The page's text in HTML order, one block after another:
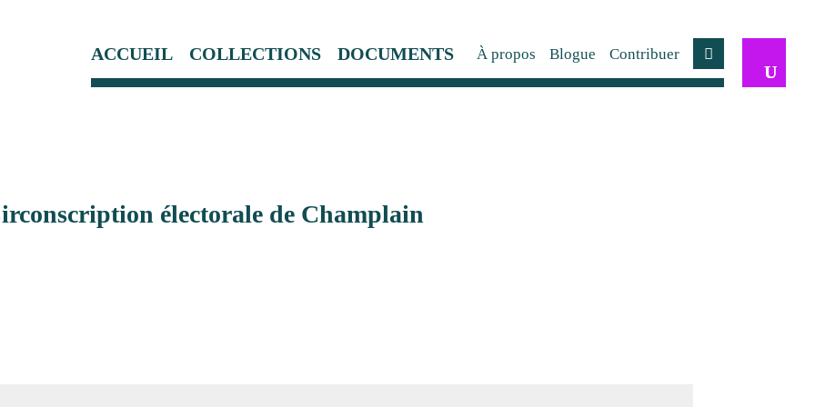
ACCUEIL COLLECTIONS DOCUMENTS À propos Blogue Contribuer Compte
électorale de Champlain